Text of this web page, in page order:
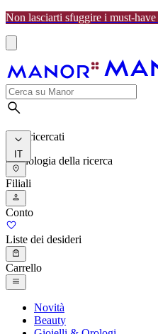
Non lasciarti sfuggire i must-
I più ricercati
Cronologia della ricerca
IT
Filiali
Conto
Liste dei desideri
Carrello
Novità
Beauty